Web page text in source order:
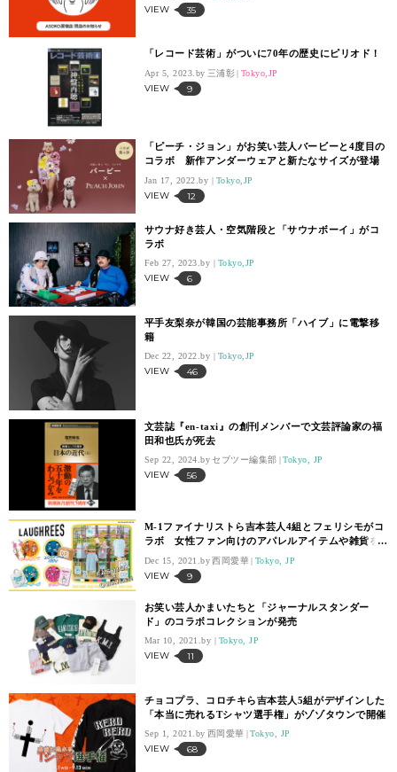
VIEW 35
「レコード芸術」がついに70年の歴史にピリオド！
Apr 5, 2023. 三浦彰 Tokyo,JP
VIEW 9
「ピーチ・ジョン」がお笑い芸人バービーと4度目の
コラボ 新作アンダーウェアと新たなサイズが登場
Jan 17, 2022. Tokyo,JP
VIEW 12
サウナ好き芸人・空気階段と「サウナボーイ」がコ
ラボ
Feb 27, 2023. Tokyo,JP
VIEW 6
平手友梨奈が韓国の芸能事務所「ハイブ」に電撃移
籍
Dec 22, 2022. Tokyo,JP
VIEW 46
文芸誌『en-taxi』の創刊メンバーで文芸評論家の福
田和也氏が死去
Sep 22, 2024. セブツー編集部 Tokyo, JP
VIEW 56
M-1ファイナリストら吉本芸人4組とフェリシモがコ
ラボ 女性ファン向けのアパレルアイテムや雑貨を
Dec 15, 2021. 西岡愛華 Tokyo, JP
VIEW 9
お笑い芸人かまいたちと「ジャーナルスタンダー
ド」のコラボコレクションが発売
Mar 10, 2021. Tokyo, JP
VIEW 11
チョコプラ、コロチキら吉本芸人5組がデザインした
「本当に売れるTシャツ選手権」がゾゾタウンで開催
Sep 1, 2021. 西岡愛華 Tokyo, JP
VIEW 68